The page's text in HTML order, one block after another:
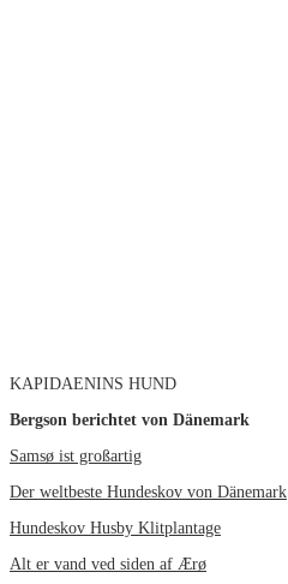
KAPIDAENINS HUND
Bergson berichtet von Dänemark
Samsø ist großartig
Der weltbeste Hundeskov von Dänemark
Hundeskov Husby Klitplantage
Alt er vand ved siden af Ærø